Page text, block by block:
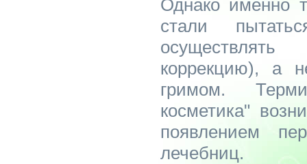
Однако именно
стали
коррекцию), а
гримом.
косметика"
появлением
лечебниц.